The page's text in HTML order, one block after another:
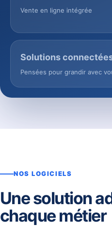
Vente en ligne intégrée
Solutions
Pensées pour grandir avec
NOS LOGICIELS
Une solution
chaque métier